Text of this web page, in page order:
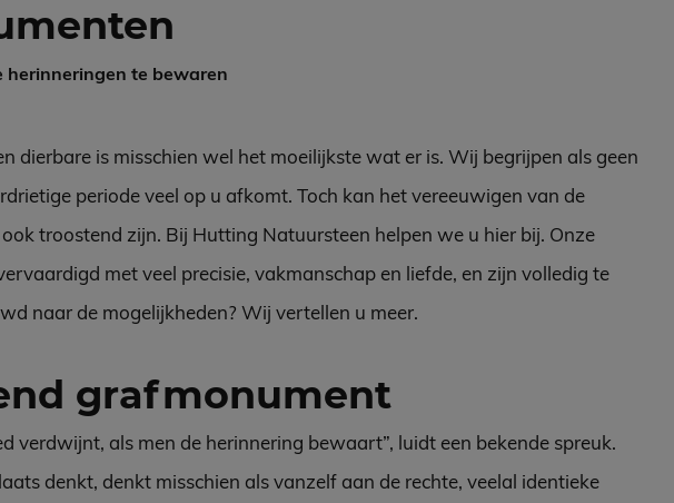
herinneringen te bewaren
dierbare is misschien wel het moeilijkste wat er is. Wij begrijpen als geen
periode veel op u afkomt. Toch kan het vereeuwigen van de
troostend zijn. Bij Hutting Natuursteen helpen we u hier bij. Onze
met veel precisie, vakmanschap en liefde, en zijn volledig te
naar de mogelijkheden? Wij vertellen u meer.
grafmonument
verdwijnt, als men de herinnering bewaart”, luidt een bekende spreuk.
denkt, denkt misschien als vanzelf aan de rechte, veelal identieke